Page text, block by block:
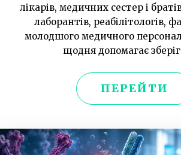
лікарів, медичних сестер і
лаборантів, реабілітологів,
молодшого медичного
щодня допомагає
ПЕРЕЙТИ